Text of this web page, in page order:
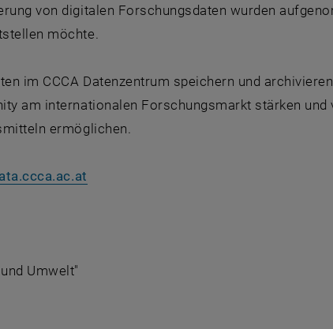
von digitalen Forschungsdaten wurden
möchte.
im CCCA Datenzentrum speichern und
am internationalen Forschungsmarkt stärken und
ermöglichen.
Umwelt"